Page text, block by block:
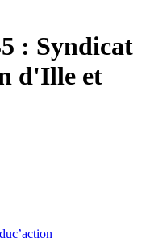
: Syndicat
d'Ille et